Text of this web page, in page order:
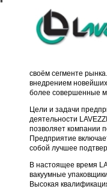
своём сегменте
внедрением новейших
более совершенные
Цели и задачи
деятельности
позволяет компании
Предприятие
собой лучшее
В настоящее время
вакуумные
Высокая